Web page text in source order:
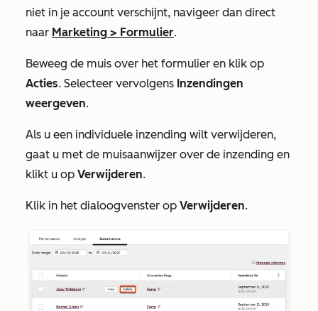
niet in je account verschijnt, navigeer dan direct
naar Marketing > Formulier.
Beweeg de muis over het formulier en klik op
Acties. Selecteer vervolgens Inzendingen
weergeven.
Als u een individuele inzending wilt verwijderen,
gaat u met de muisaanwijzer over de inzending en
klikt u op Verwijderen.
Klik in het dialoogvenster op Verwijderen.